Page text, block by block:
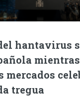
hantavirus
mercados
tregua